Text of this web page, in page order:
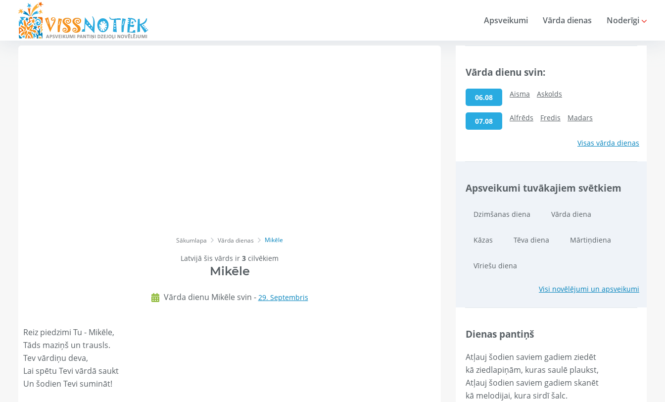
Apsveikumi Vārda dienas Noderīgi
Sākumlapa Vārda dienas Mikēle
Latvijā šis vārds ir 3 cilvēkiem
Mikēle
Vārda dienu Mikēle svin - 29. Septembris
Reiz piedzimi Tu - Mikēle,
Tāds maziņš un trausls.
Tev vārdiņu deva,
Lai spētu Tevi vārdā saukt
Un šodien Tevi sumināt!
Vārda dienu svin:
06.08 Aisma Askolds
07.08 Alfrēds Fredis Madars
Visas vārda dienas
Apsveikumi tuvākajiem svētkiem
Dzimšanas diena Vārda diena
Kāzas Tēva diena Mārtiņdiena
Vīriešu diena
Visi novēlējumi un apsveikumi
Dienas pantiņš
Atļauj šodien saviem gadiem ziedēt
kā ziedlapiņām, kuras saulē plaukst,
Atļauj šodien saviem gadiem skanēt
kā melodijai, kura sirdī šalc.